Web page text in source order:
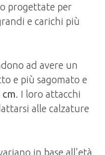
progettate per
e carichi più
ad avere un
e più sagomato e
cm. I loro attacchi
alle calzature
in base all’età